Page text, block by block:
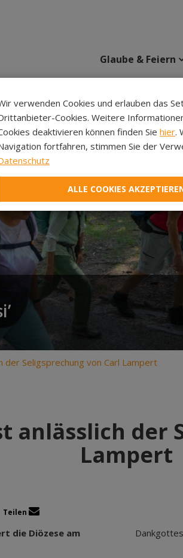
Glaube & Feiern
der Seligsprechung von Carl Lampert
anlässlich der
Lampert
Teilen
die Diözese am
verwenden Cookies und erlauben das
Cookies. Weitere
deaktivieren können finden Sie hier.
fortfahren, stimmen Sie der
ALLE COOKIES